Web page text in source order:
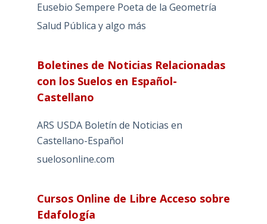
Eusebio Sempere Poeta de la Geometría
Salud Pública y algo más
Boletines de Noticias Relacionadas
con los Suelos en Español-
Castellano
ARS USDA Boletín de Noticias en
Castellano-Español
suelosonline.com
Cursos Online de Libre Acceso sobre
Edafología